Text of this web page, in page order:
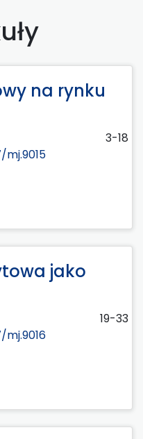
na rynku
3-18
jako
19-33